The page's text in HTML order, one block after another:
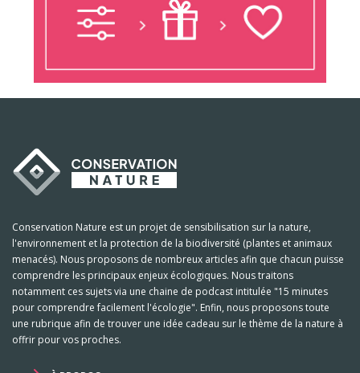
Conservation Nature est un projet de sensibilisation sur la nature,
l'environnement et la protection de la biodiversité (plantes et animaux
menacés). Nous proposons de nombreux articles afin que chacun puisse
comprendre les principaux enjeux écologiques. Nous traitons
notamment ces sujets via une chaine de podcast intitulée "15 minutes
pour comprendre facilement l'écologie". Enfin, nous proposons toute
une rubrique afin de trouver une idée cadeau sur le thème de la nature à
offrir pour vos proches.